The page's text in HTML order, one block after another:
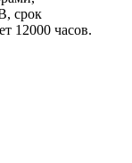
срок
12000 часов.